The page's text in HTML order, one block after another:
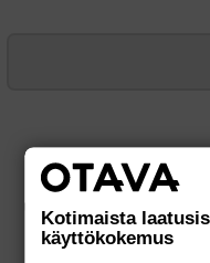
Kotimaista
käyttökokemus